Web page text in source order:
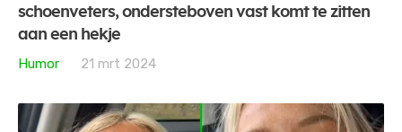
schoenveters, ondersteboven vast komt te zitten
aan een hekje
Humor
21 mrt 2024